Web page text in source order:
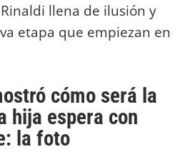
llena de ilusión y
etapa que empiezan en
cómo será la
hija espera con
la foto